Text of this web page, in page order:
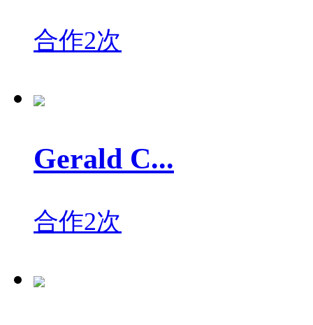
合作2次
Gerald C...
合作2次